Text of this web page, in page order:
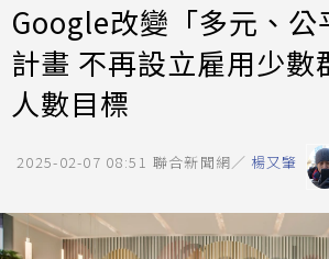
Google改變「多元、公
計畫 不再設立雇用少數
人數目標
2025-02-07 08:51 聯合新聞網／ 楊又肇